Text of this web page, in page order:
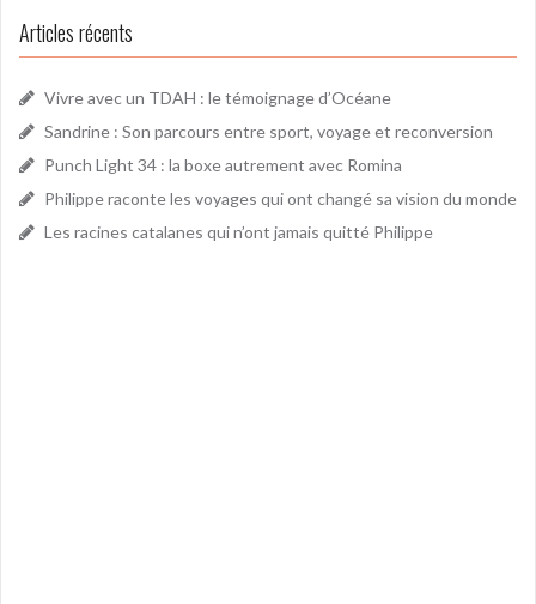
Articles récents
Vivre avec un TDAH : le témoignage d’Océane
Sandrine : Son parcours entre sport, voyage et reconversion
Punch Light 34 : la boxe autrement avec Romina
Philippe raconte les voyages qui ont changé sa vision du monde
Les racines catalanes qui n’ont jamais quitté Philippe